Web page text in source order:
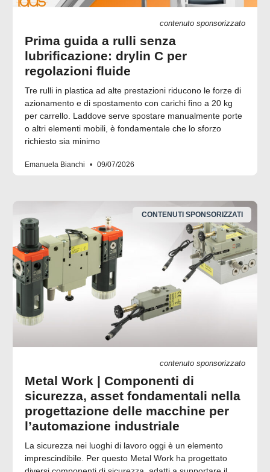
contenuto sponsorizzato
Prima guida a rulli senza
lubrificazione: drylin C per
regolazioni fluide
Tre rulli in plastica ad alte prestazioni riducono le forze di
azionamento e di spostamento con carichi fino a 20 kg
per carrello. Laddove serve spostare manualmente porte
o altri elementi mobili, è fondamentale che lo sforzo
richiesto sia minimo
Emanuela Bianchi 09/07/2026
CONTENUTI SPONSORIZZATI
contenuto sponsorizzato
Metal Work | Componenti di
sicurezza, asset fondamentali nella
progettazione delle macchine per
l’automazione industriale
La sicurezza nei luoghi di lavoro oggi è un elemento
imprescindibile. Per questo Metal Work ha progettato